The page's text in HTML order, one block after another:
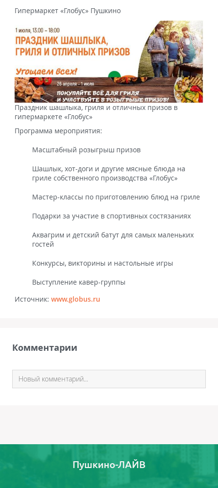
Гипермаркет «Глобус» Пушкино
Праздник шашлыка, гриля и отличных призов в
гипермаркете «Глобус»
Программа мероприятия:
Масштабный розыгрыш призов
Шашлык, хот-доги и другие мясные блюда на
гриле собственного производства «Глобус»
Мастер-классы по приготовлению блюд на гриле
Подарки за участие в спортивных состязаниях
Аквагрим и детский батут для самых маленьких
гостей
Конкурсы, викторины и настольные игры
Выступление кавер-группы
Источник: www.globus.ru
Комментарии
Пушкино-ЛАЙВ